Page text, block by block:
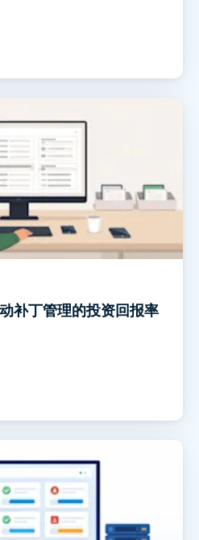
补丁管理的投资回报率